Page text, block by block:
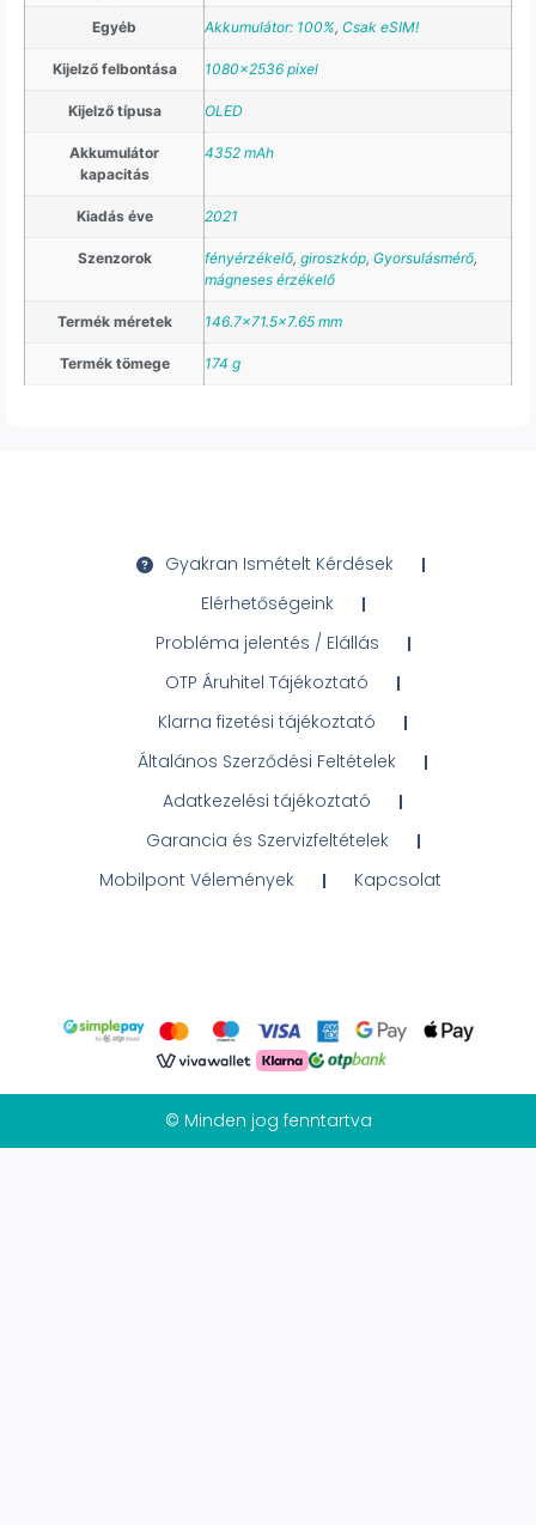
Egyéb Akkumulátor: 100%, Csak eSIM!
Kijelző felbontása 1080×2536 pixel
Kijelző típusa OLED
Akkumulátor
kapacitás
4352 mAh
Kiadás éve 2021
Szenzorok fényérzékelő, giroszkóp, Gyorsulásmérő,
mágneses érzékelő
Termék méretek 146.7×71.5×7.65 mm
Termék tömege 174 g
Gyakran Ismételt Kérdések
Elérhetőségeink
Probléma jelentés / Elállás
OTP Áruhitel Tájékoztató
Klarna fizetési tájékoztató
Általános Szerződési Feltételek
Adatkezelési tájékoztató
Garancia és Szervizfeltételek
Mobilpont Vélemények
Kapcsolat
© Minden jog fenntartva